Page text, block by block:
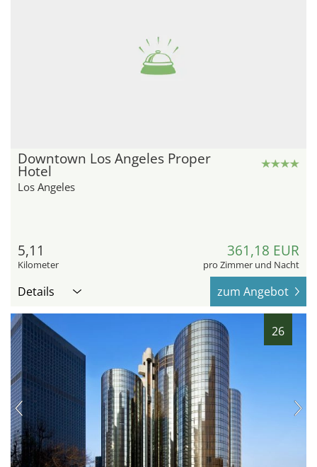
Downtown Los Angeles Proper
Hotel
Los Angeles
5,11
Kilometer
361,18 EUR
pro Zimmer und Nacht
Details zum Angebot
26